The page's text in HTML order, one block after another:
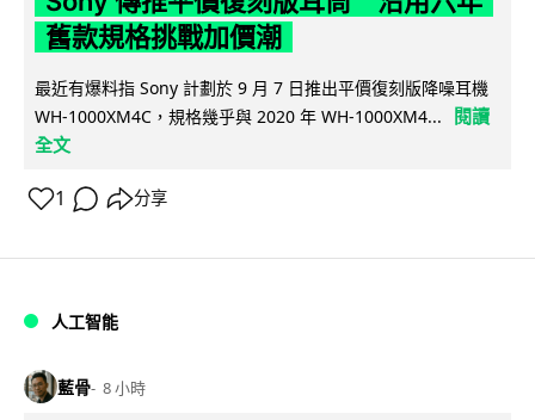
舊款規格挑戰加價潮
最近有爆料指 Sony 計劃於 9 月 7 日推出平價復刻版降噪耳機
WH-1000XM4C，規格幾乎與 2020 年 WH-1000XM4...
閱讀
全文
1 分享
人工智能
藍骨 8 小時